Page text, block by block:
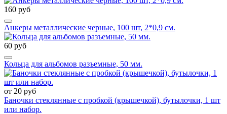
160 руб
Анкеры металлические черные, 100 шт, 2*0,9 см.
60 руб
Кольца для альбомов разъемные, 50 мм.
от 20 руб
Баночки стеклянные с пробкой (крышечкой), бутылочки, 1 шт
или набор.